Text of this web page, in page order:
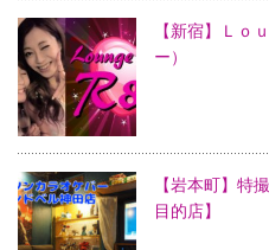
【新宿】Ｌｏ
ー）
【岩本町】特
目的店】